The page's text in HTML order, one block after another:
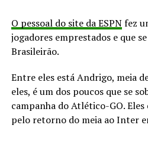
O pessoal do site da ESPNfez
jogadores emprestados e que
Brasileirão.
Entre eles está Andrigo, meia
eles, é um dos poucos que se
campanha do Atlético-GO.
pelo retorno do meia ao Inter